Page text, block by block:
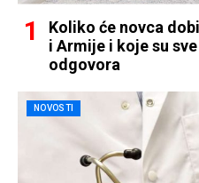
Koliko će novca
i Armije i koje su
odgovora
NOVOSTI